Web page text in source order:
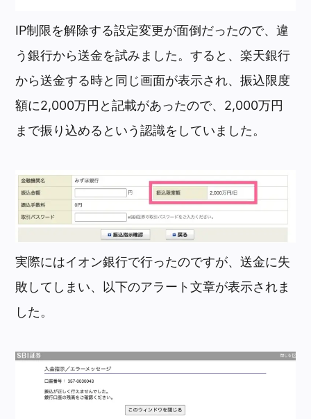
IP制限を解除する設定変更が面倒だったので、違
う銀行から送金を試みました。すると、楽天銀行
から送金する時と同じ画面が表示され、振込限度
額に2,000万円と記載があったので、2,000万円
まで振り込めるという認識をしていました。
実際にはイオン銀行で行ったのですが、送金に失
敗してしまい、以下のアラート文章が表示されま
した。